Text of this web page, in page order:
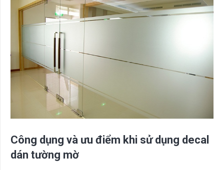
Công dụng và ưu điểm khi sử dụng decal
dán tường mờ